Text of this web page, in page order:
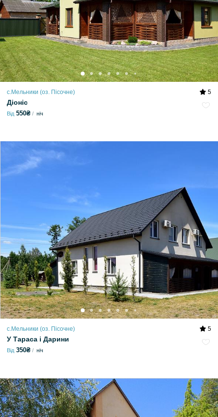
с.Мельники (оз. Пісочне) 5
Діоніс
Від 550₴ ніч
с.Мельники (оз. Пісочне) 5
У Тараса і Дарини
Від 350₴ ніч